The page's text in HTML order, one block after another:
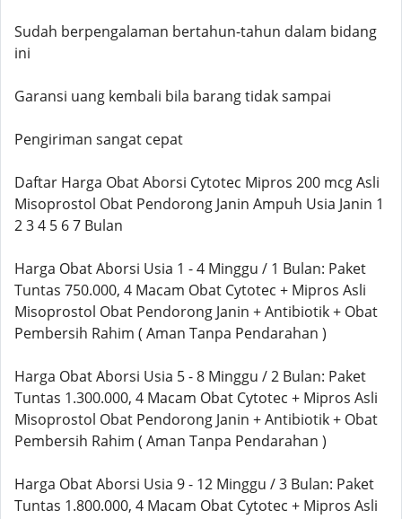
Sudah berpengalaman bertahun-tahun dalam bidang
ini
Garansi uang kembali bila barang tidak sampai
Pengiriman sangat cepat
Daftar Harga Obat Aborsi Cytotec Mipros 200 mcg Asli
Misoprostol Obat Pendorong Janin Ampuh Usia Janin 1
2 3 4 5 6 7 Bulan
Harga Obat Aborsi Usia 1 - 4 Minggu / 1 Bulan: Paket
Tuntas 750.000, 4 Macam Obat Cytotec + Mipros Asli
Misoprostol Obat Pendorong Janin + Antibiotik + Obat
Pembersih Rahim ( Aman Tanpa Pendarahan )
Harga Obat Aborsi Usia 5 - 8 Minggu / 2 Bulan: Paket
Tuntas 1.300.000, 4 Macam Obat Cytotec + Mipros Asli
Misoprostol Obat Pendorong Janin + Antibiotik + Obat
Pembersih Rahim ( Aman Tanpa Pendarahan )
Harga Obat Aborsi Usia 9 - 12 Minggu / 3 Bulan: Paket
Tuntas 1.800.000, 4 Macam Obat Cytotec + Mipros Asli